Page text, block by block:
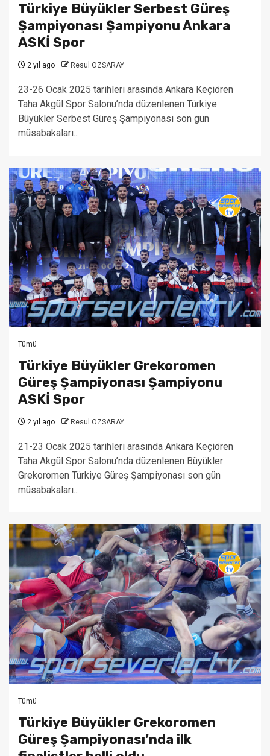
Türkiye Büyükler Serbest Güreş
Şampiyonası Şampiyonu Ankara
ASKİ Spor
2 yıl ago Resul ÖZSARAY
23-26 Ocak 2025 tarihleri arasında Ankara Keçiören
Taha Akgül Spor Salonu’nda düzenlenen Türkiye
Büyükler Serbest Güreş Şampiyonası son gün
müsabakaları...
Tümü
Türkiye Büyükler Grekoromen
Güreş Şampiyonası Şampiyonu
ASKİ Spor
2 yıl ago Resul ÖZSARAY
21-23 Ocak 2025 tarihleri arasında Ankara Keçiören
Taha Akgül Spor Salonu’nda düzenlenen Büyükler
Grekoromen Türkiye Güreş Şampiyonası son gün
müsabakaları...
Tümü
Türkiye Büyükler Grekoromen
Güreş Şampiyonası’nda ilk